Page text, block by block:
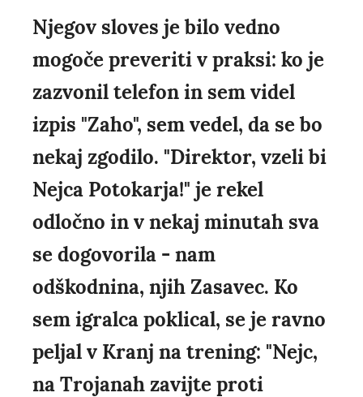
Njegov sloves je bilo vedno
mogoče preveriti v praksi: ko je
zazvonil telefon in sem videl
izpis "Zaho", sem vedel, da se bo
nekaj zgodilo. "Direktor, vzeli bi
Nejca Potokarja!" je rekel
odločno in v nekaj minutah sva
se dogovorila - nam
odškodnina, njih Zasavec. Ko
sem igralca poklical, se je ravno
peljal v Kranj na trening: "Nejc,
na Trojanah zavijte proti